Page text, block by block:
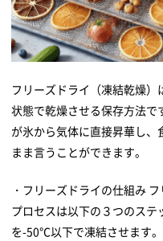
フリーズドライ（凍結乾燥
状態で乾燥させる保存方法
が氷から気体に直接昇華し
まま言うことができます。
・フリーズドライの仕組み
プロセスは以下の３つのス
を-50℃以下で凍結させます